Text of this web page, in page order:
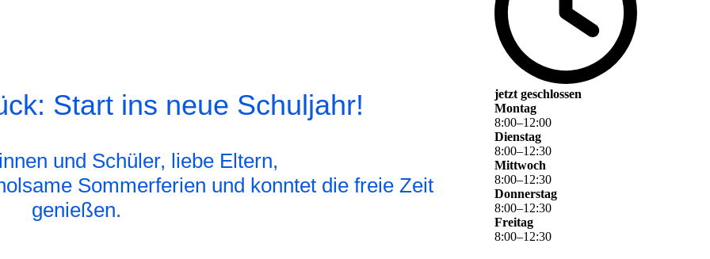
Start ins neue Schuljahr!
und Schüler, liebe Eltern,
Sommerferien und konntet die freie Zeit
genießen.
jetzt geschlossen
Montag
8:00–12:00
Dienstag
8:00–12:30
Mittwoch
8:00–12:30
Donnerstag
8:00–12:30
Freitag
8:00–12:30